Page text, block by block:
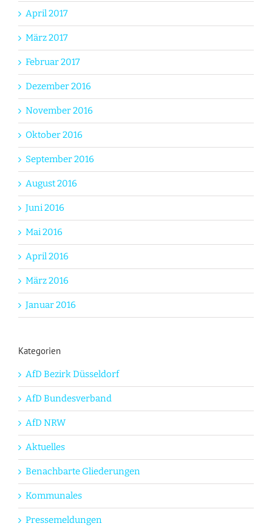
April 2017
März 2017
Februar 2017
Dezember 2016
November 2016
Oktober 2016
September 2016
August 2016
Juni 2016
Mai 2016
April 2016
März 2016
Januar 2016
Kategorien
AfD Bezirk Düsseldorf
AfD Bundesverband
AfD NRW
Aktuelles
Benachbarte Gliederungen
Kommunales
Pressemeldungen